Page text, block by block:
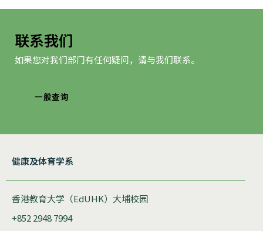
联系我们
如果您对我们部门有任何疑问，请与我们联系。
一般查询
健康及体育学系
香港教育大学（EdUHK）大埔校园
+852 2948 7994